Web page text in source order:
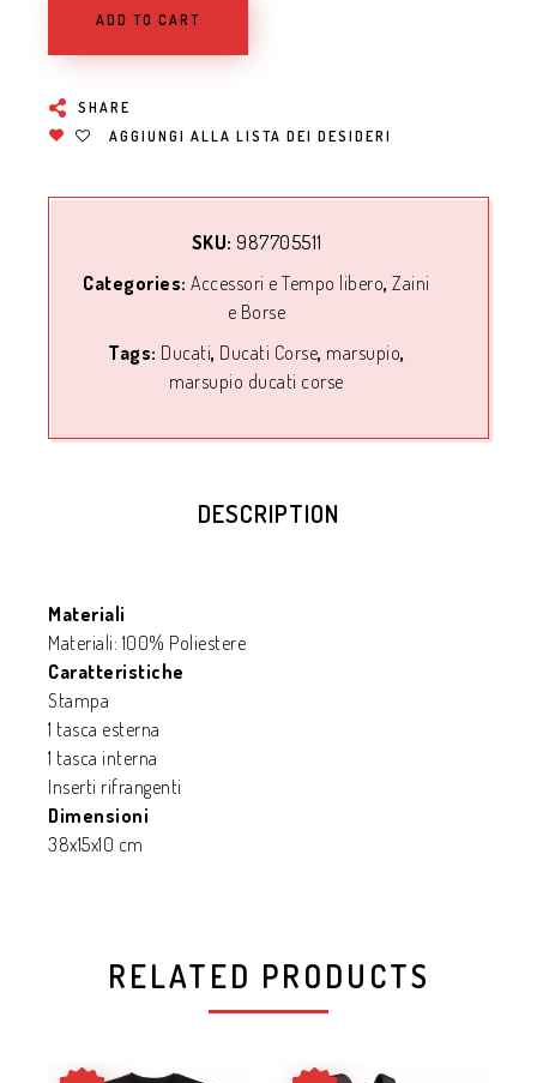
ADD TO CART
SHARE
AGGIUNGI ALLA LISTA DEI DESIDERI
SKU: 987705511
Categories:Accessori e Tempo libero,Zaini
e Borse
Tags: Ducati, Ducati Corse, marsupio,
marsupio ducati corse
DESCRIPTION
Materiali
Materiali: 100% Poliestere
Caratteristiche
Stampa
1 tasca esterna
1 tasca interna
Inserti rifrangenti
Dimensioni
38x15x10 cm
RELATED PRODUCTS